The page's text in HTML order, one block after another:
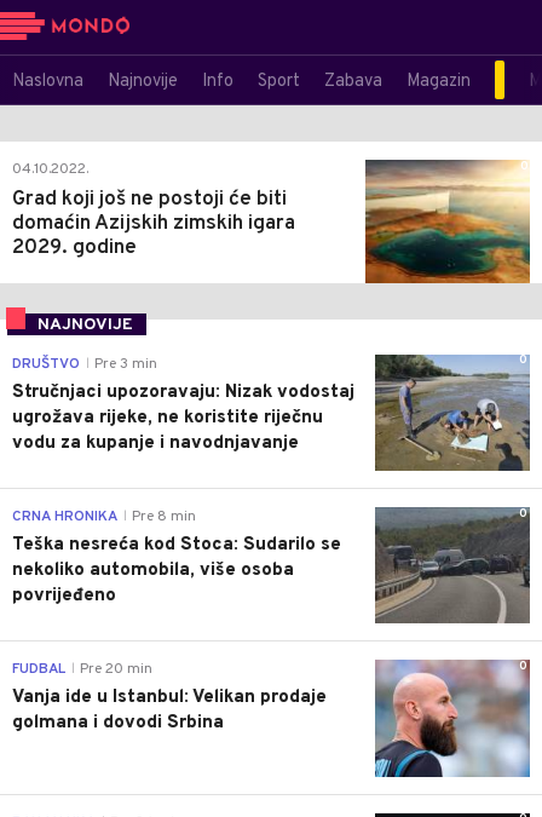
Naslovna Najnovije Info Sport Zabava Magazin
04.10.2022.
Grad koji još ne postoji će biti
domaćin Azijskih zimskih igara
2029. godine
0
NAJNOVIJE
0
DRUŠTVO Pre 3 min
Stručnjaci upozoravaju: Nizak vodostaj
ugrožava rijeke, ne koristite riječnu
vodu za kupanje i navodnjavanje
0
CRNA HRONIKA Pre 8 min
Teška nesreća kod Stoca: Sudarilo se
nekoliko automobila, više osoba
povrijeđeno
0
FUDBAL Pre 20 min
Vanja ide u Istanbul: Velikan prodaje
golmana i dovodi Srbina